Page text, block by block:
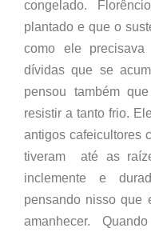
congelado.
plantado e que o
como ele
dívidas que se
pensou também
resistir a tanto frio.
antigos cafeicultores
tiveram até as
inclemente e
pensando nisso que
amanhecer.